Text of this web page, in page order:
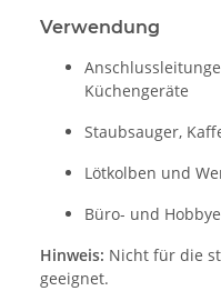
Verwendung
Küchengeräte
Staubsauger,
Lötkolben und
Büro- und
Hinweis: Nicht für die
geeignet.